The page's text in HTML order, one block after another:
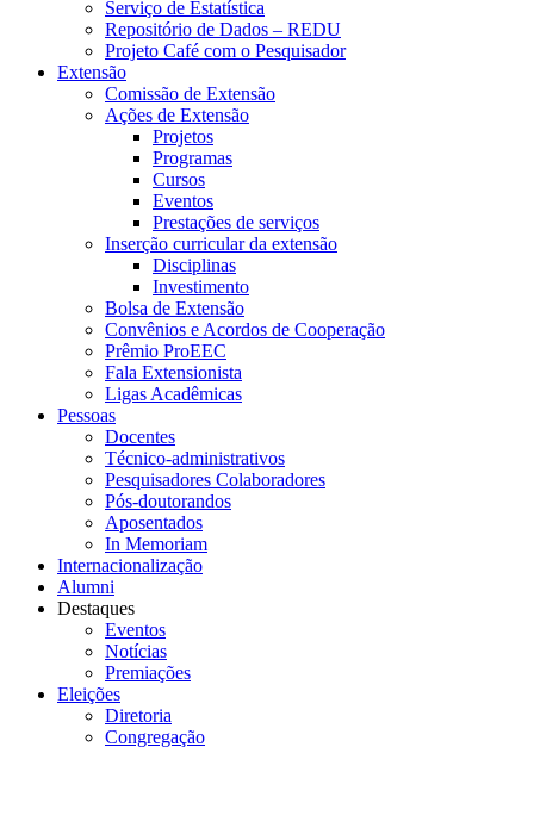
Serviço de Estatística
Repositório de Dados – REDU
Projeto Café com o Pesquisador
Extensão
Comissão de Extensão
Ações de Extensão
Projetos
Programas
Cursos
Eventos
Prestações de serviços
Inserção curricular da extensão
Disciplinas
Investimento
Bolsa de Extensão
Convênios e Acordos de Cooperação
Prêmio ProEEC
Fala Extensionista
Ligas Acadêmicas
Pessoas
Docentes
Técnico-administrativos
Pesquisadores Colaboradores
Pós-doutorandos
Aposentados
In Memoriam
Internacionalização
Alumni
Destaques
Eventos
Notícias
Premiações
Eleições
Diretoria
Congregação